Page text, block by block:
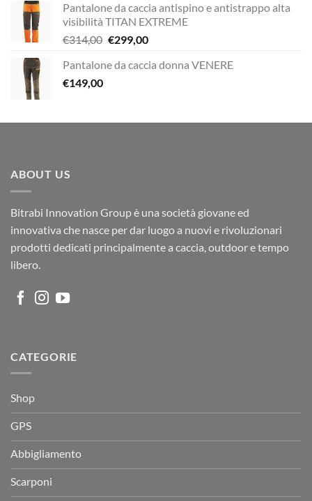
Pantalone da caccia antispino e antistrappo alta
visibilità TITAN EXTREME
€314,00 Il
originale
€299,00Il
attuale
Pantalone da caccia donna VENERE
€149,00
ABOUT US
Bitrabi Innovation Group è una società giovane ed
innovativa che nasce per dar luogo a nuovi e rivoluzionari
prodotti dedicati principalmente a caccia, outdoor e tempo
libero.
CATEGORIE
Shop
GPS
Abbigliamento
Scarponi